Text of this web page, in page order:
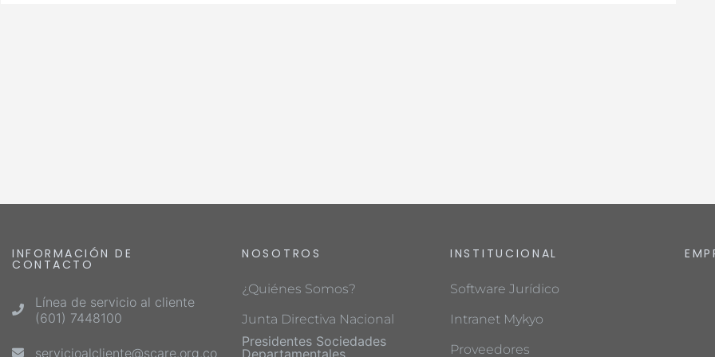
INFORMACIÓN DE
CONTACTO
Línea de servicio al cliente
(601) 7448100
servicioalcliente@scare.org.co
NOSOTROS
¿Quiénes Somos?
Junta Directiva Nacional
Presidentes Sociedades
Departamentales
INSTITUCIONAL
Software Jurídico
Intranet Mykyo
Proveedores